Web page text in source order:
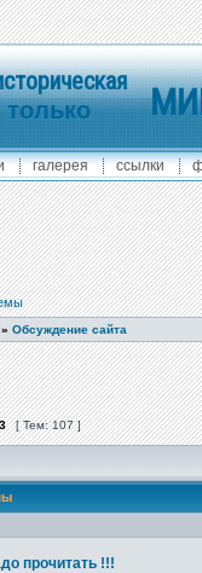
только
галерея ссылки
» Обсуждение сайта
3 [ Тем: 107 ]
прочитать !!!